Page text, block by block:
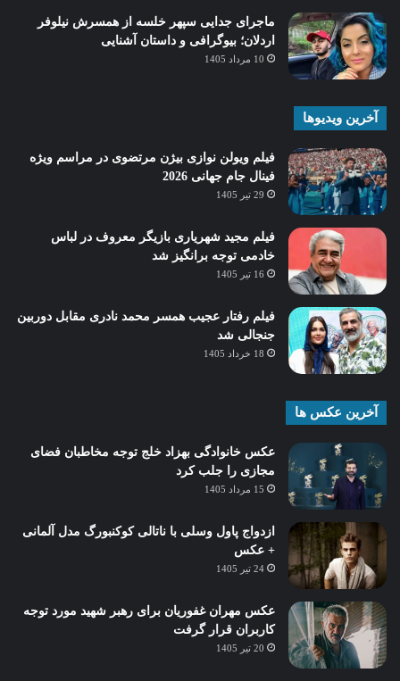
ماجرای جدایی سپهر خلسه از همسرش نیلوفر
اردلان؛ بیوگرافی و داستان آشنایی
10 مرداد 1405
آخرین ویدیوها
فیلم ویولن نوازی بیژن مرتضوی در مراسم ویژه
فینال جام جهانی 2026
29 تیر 1405
فیلم مجید شهریاری بازیگر معروف در لباس
خادمی توجه برانگیز شد
16 تیر 1405
فیلم رفتار عجیب همسر محمد نادری مقابل دوربین
جنجالی شد
18 خرداد 1405
آخرین عکس ها
عکس خانوادگی بهزاد خلج توجه مخاطبان فضای
مجازی را جلب کرد
15 مرداد 1405
ازدواج پاول وسلی با ناتالی کوکنبورگ مدل آلمانی
+ عکس
24 تیر 1405
عکس مهران غفوریان برای رهبر شهید مورد توجه
کاربران قرار گرفت
20 تیر 1405